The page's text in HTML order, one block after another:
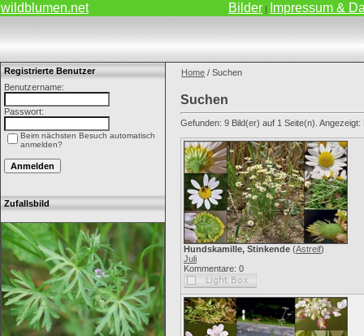
wildblumen.net Bilder | Impressum &
Registrierte Benutzer
Benutzername:
Passwort:
Beim nächsten Besuch automatisch
anmelden?
Zufallsbild
Home / Suchen
Suchen
Gefunden: 9 Bild(er) auf 1 Seite(n). Angezeigt:
Hundskamille, Stinkende (Astreif)
Juli
Kommentare: 0